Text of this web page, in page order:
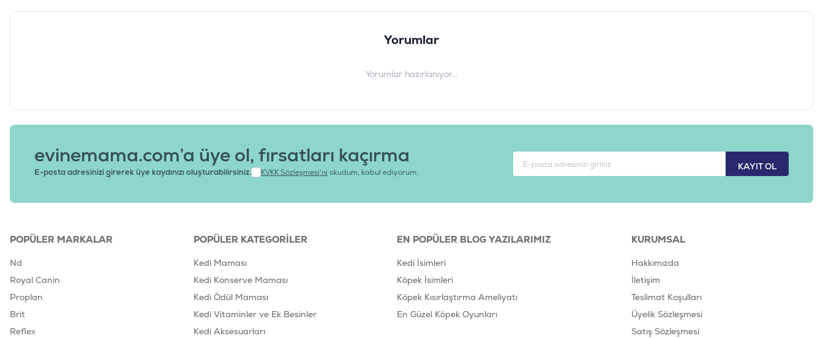
Yorumlar
Yorumlar hazırlanıyor...
KAYIT OL
evinemama.com’a üye ol, fırsatları kaçırma
E-posta adresinizi girerek üye kaydınızı oluşturabilirsiniz. KVKK Sözleşmesi'ni okudum, kabul ediyorum.
POPÜLER MARKALAR
Nd
Royal Canin
Proplan
Brit
Reflex
POPÜLER KATEGORILER
Kedi Maması
Kedi Konserve Maması
Kedi Ödül Maması
Kedi Vitaminler ve Ek Besinler
Kedi Aksesuarları
EN POPÜLER BLOG YAZILARIMIZ
Kedi İsimleri
Köpek İsimleri
Köpek Kısırlaştırma Ameliyatı
En Güzel Köpek Oyunları
KURUMSAL
Hakkımızda
İletişim
Teslimat Koşulları
Üyelik Sözleşmesi
Satış Sözleşmesi